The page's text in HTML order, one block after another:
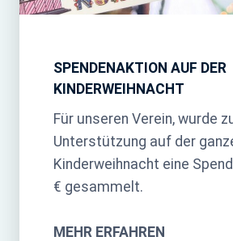
SPENDENAKTION AUF DER
KINDERWEIHNACHT
Für unseren Verein, wurde
Unterstützung auf der
Kinderweihnacht eine
€ gesammelt.
MEHR ERFAHREN